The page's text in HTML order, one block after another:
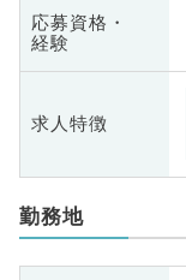
応募資格・
経験
求人特徴
勤務地